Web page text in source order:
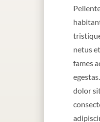
netus
fames
dolor